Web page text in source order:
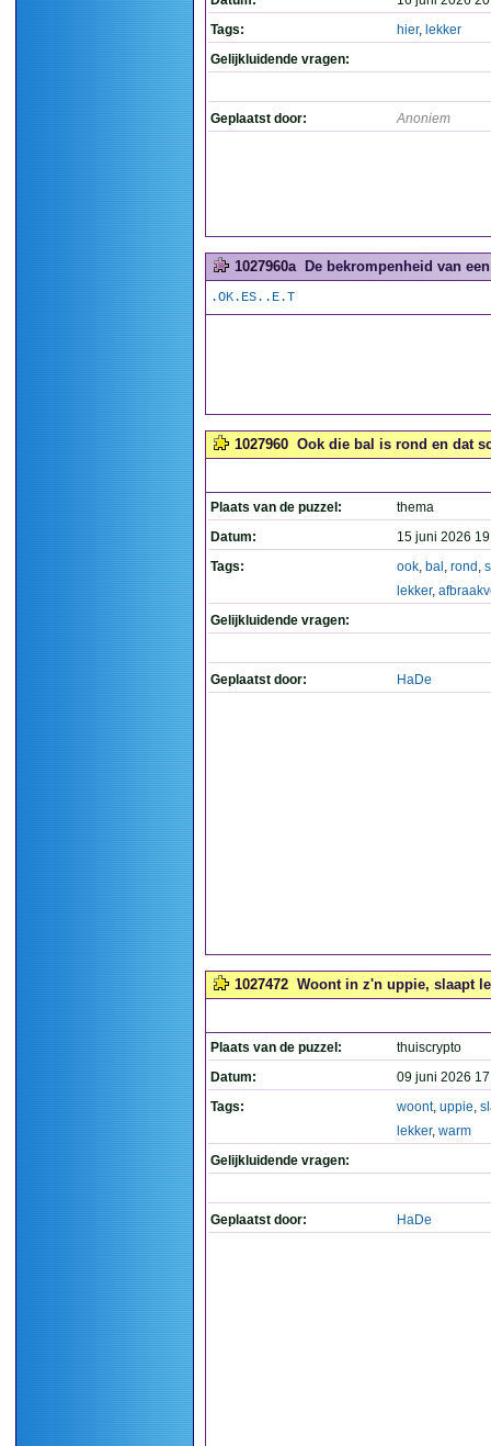
Tags:
hier, lekker
Gelijkluidende vragen:
Geplaatst door: Anoniem
1027960a De bekrompenheid van
.OK.ES..E.T
1027960 Ook die bal is rond en dat
Plaats van de puzzel:
thema
Datum:
15 juni 2026
Tags:
ook, bal , rond ,
lekker,
Gelijkluidende vragen:
Geplaatst door: HaDe
1027472 Woont in z'n uppie, slaapt
Plaats van de puzzel:
thuiscrypto
Datum:
09 juni 2026
Tags:
woont, uppie,
lekker, warm
Gelijkluidende vragen:
Geplaatst door: HaDe